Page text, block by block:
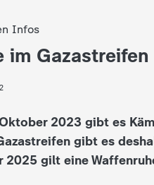
Infos
im Gazastreifen
2023 gibt es
gibt es
2025 gilt eine